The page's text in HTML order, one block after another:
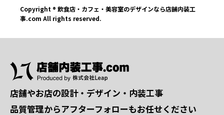
Copyright ® 飲食店・カフェ・美容室のデザインなら店舗内装工
事.com All rights reserved.
店舗やお店の設計・デザイン・内装工事
品質管理からアフターフォローもお任せください